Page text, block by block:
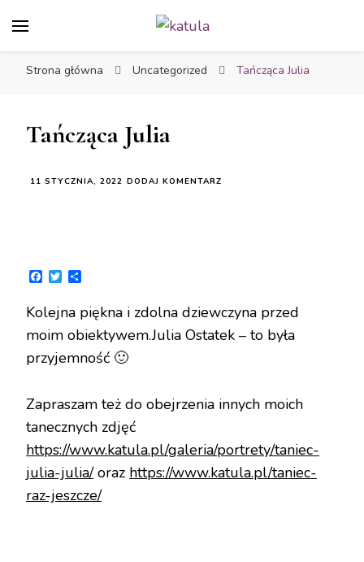
Strona główna Uncategorized Tańcząca Julia
Tańcząca Julia
11 STYCZNIA, 2022 DODAJ KOMENTARZ
Facebook
Twitter
Kolejna piękna i zdolna dziewczyna przed
moim obiektywem.Julia Ostatek – to była
przyjemność 🙂
Zapraszam też do obejrzenia innych moich
tanecznych zdjęć
https://www.katula.pl/galeria/portrety/taniec-
julia-julia/oraz https://www.katula.pl/taniec-
raz-jeszcze/